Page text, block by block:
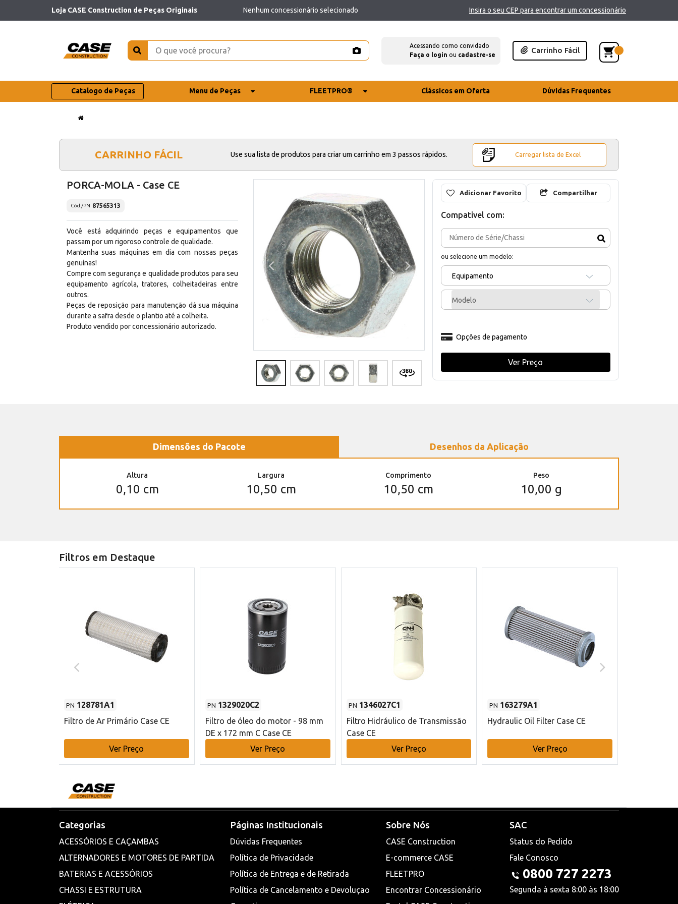
Loja CASE Construction de Peças Originais Nenhum concessionário selecionado Insira o seu CEP para encontrar um concessionário
Acessando como convidado
Faça o login ou cadastre-se
Carrinho Fácil
Catalogo de Peças Menu de Peças FLEETPRO® Clássicos em Oferta Dúvidas Frequentes
CARRINHO FÁCIL Use sua lista de produtos para criar um carrinho em 3 passos rápidos. Carregar lista de Excel
PORCA-MOLA - Case CE
Cód./PN 87565313
Você está adquirindo peças e equipamentos que
passam por um rigoroso controle de qualidade.
Mantenha suas máquinas em dia com nossas peças
genuínas!
Compre com segurança e qualidade produtos para seu
equipamento agrícola, tratores, colheitadeiras entre
outros.
Peças de reposição para manutenção dá sua máquina
durante a safra desde o plantio até a colheita.
Produto vendido por concessionário autorizado.
Adicionar Favorito Compartilhar
Compativel com:
ou selecione um modelo:
Equipamento
Modelo
Opções de pagamento
Ver Preço
Dimensões do Pacote Desenhos da Aplicação
Altura
0,10 cm
Largura
10,50 cm
Comprimento
10,50 cm
Peso
10,00 g
Filtros em Destaque
PN 128781A1
Filtro de Ar Primário Case CE
Ver Preço
PN 1329020C2
Filtro de óleo do motor - 98 mm
DE x 172 mm C Case CE
Ver Preço
PN 1346027C1
Filtro Hidráulico de Transmissão
Case CE
Ver Preço
PN 163279A1
Hydraulic Oil Filter Case CE
Ver Preço
Categorias
ACESSÓRIOS E CAÇAMBAS
ALTERNADORES E MOTORES DE PARTIDA
BATERIAS E ACESSÓRIOS
CHASSI E ESTRUTURA
Páginas Institucionais
Dúvidas Frequentes
Política de Privacidade
Política de Entrega e de Retirada
Política de Cancelamento e Devoluçao
Sobre Nós
CASE Construction
E-commerce CASE
FLEETPRO
Encontrar Concessionário
SAC
Status do Pedido
Fale Conosco
0800 727 2273
Segunda à sexta 8:00 às 18:00